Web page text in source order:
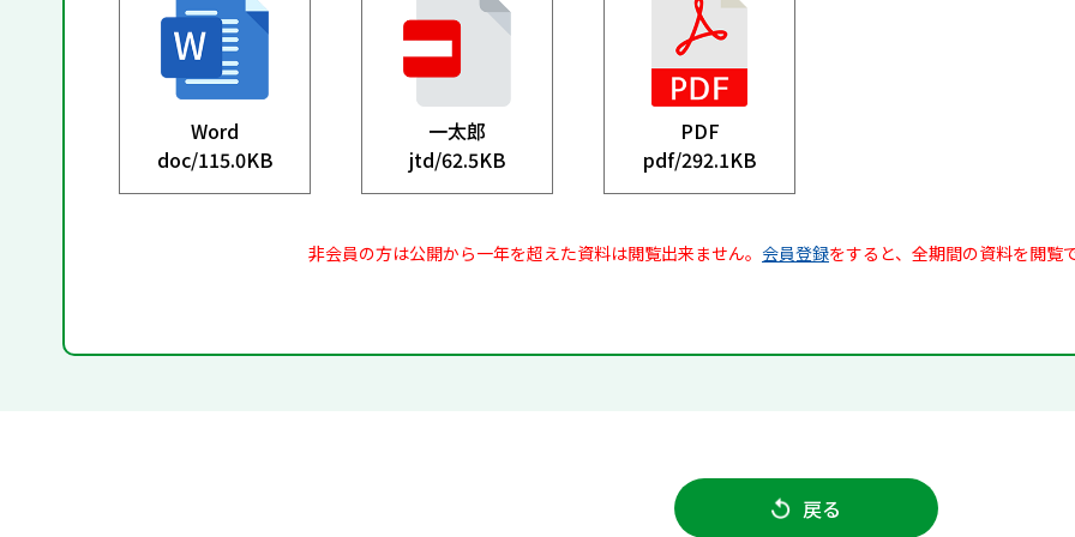
Word
doc/115.0KB
一太郎
jtd/62.5KB
PDF
pdf/292.1KB
非会員の方は公開から一年を超えた資料は閲覧出来ません。 会員登録をすると、全期間の資料を閲覧
戻る